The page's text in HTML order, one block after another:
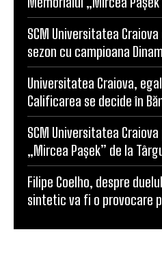
POPULARE
SCM Universitatea
Memorialul „Mircea
SCM Universitatea
sezon cu campioana
Universitatea Craiova,
Calificarea se decide în
SCM Universitatea
„Mircea Pașek” de la
Filipe Coelho, despre